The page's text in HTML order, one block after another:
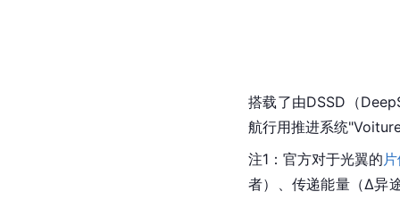
搭载了由DSSD（
航行用推进系统
注1：官方对于光翼的
者）、传递能量（Δ异